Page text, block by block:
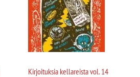
Kirjoituksia kellareista vol. 14